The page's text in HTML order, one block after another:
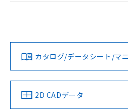
取りつけ穴加工図
ログイン/会
ダウンロードデータをご利用いた
みください。
ソフトウェアの使用条件
EU RoHS 注意事項・凡例
対応済み
中国 RoHS 注意事項・凡例
カタログ/データシート/マ
2D CADデータ